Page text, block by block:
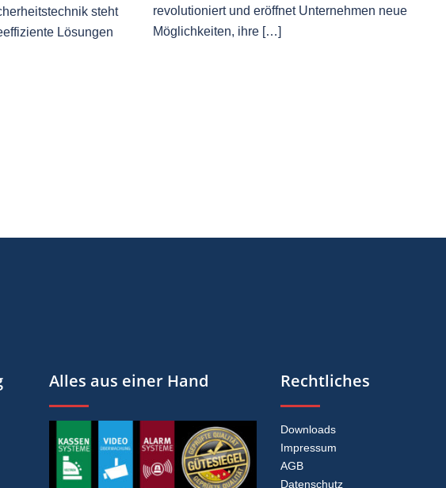
steht
Lösungen
revolutioniert und eröffnet Unternehmen neue
Möglichkeiten, ihre […]
Alles aus einer Hand Rechtliches
Downloads
Impressum
AGB
Datenschutz